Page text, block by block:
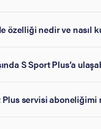
özelliği nedir ve nasıl
S Sport Plus’a
Plus servisi aboneliğimi